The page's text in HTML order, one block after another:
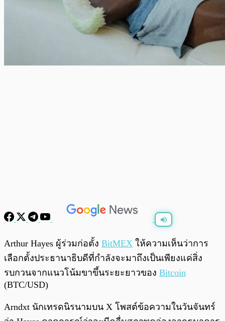
0:00 /
Arthur Hayes ผู้ร่วมก่อตั้ง BitMEX ให้ความเห็นว่าการ
เลือกตั้งประธานาธิบดีที่กำลังจะมาถึงเป็นเพียงแค่สิ่ง
รบกวนจากแนวโน้มขาขึ้นระยะยาวของ Bitcoin
(BTC/USD)
Arndxt นักเทรดนิรนามบน X โพสต์ข้อความในวันจันทร์